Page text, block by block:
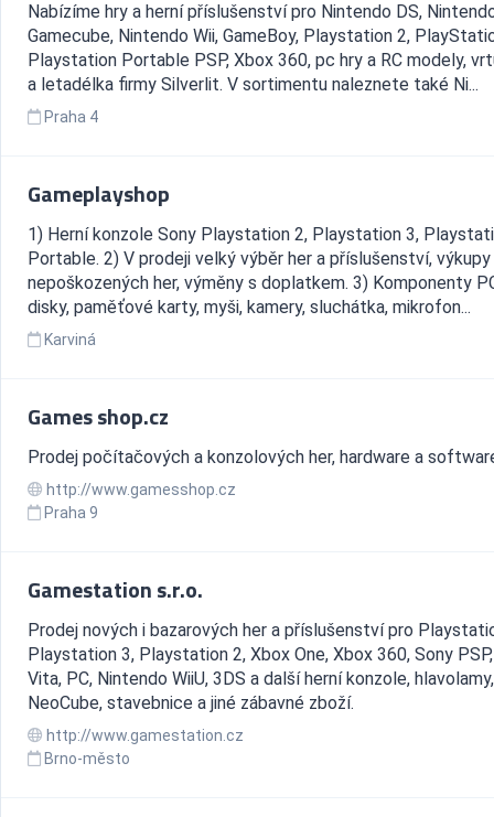
Nabízíme hry a herní příslušenství pro Nintendo DS,
Gamecube, Nintendo Wii, GameBoy, Playstation 2,
Playstation Portable PSP, Xbox 360, pc hry a RC modely,
a letadélka firmy Silverlit. V sortimentu naleznete také Ni...
Praha 4
Gameplayshop
1) Herní konzole Sony Playstation 2, Playstation 3,
Portable. 2) V prodeji velký výběr her a příslušenství, výkupy
nepoškozených her, výměny s doplatkem. 3) Komponenty
disky, paměťové karty, myši, kamery, sluchátka, mikrofon...
Karviná
Games shop.cz
Prodej počítačových a konzolových her, hardware a
http://www.gamesshop.cz
Praha 9
Gamestation s.r.o.
Prodej nových i bazarových her a příslušenství pro
Playstation 3, Playstation 2, Xbox One, Xbox 360, Sony
Vita, PC, Nintendo WiiU, 3DS a další herní konzole, hlavolamy,
NeoCube, stavebnice a jiné zábavné zboží.
http://www.gamestation.cz
Brno-město